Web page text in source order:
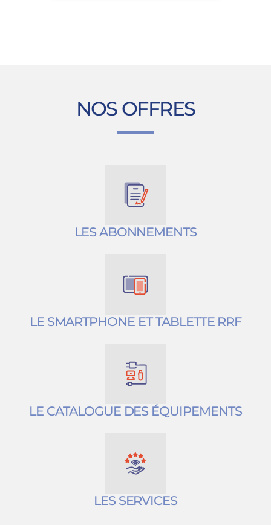
NOS OFFRES
LES ABONNEMENTS
LE SMARTPHONE ET TABLETTE RRF
LE CATALOGUE DES ÉQUIPEMENTS
LES SERVICES